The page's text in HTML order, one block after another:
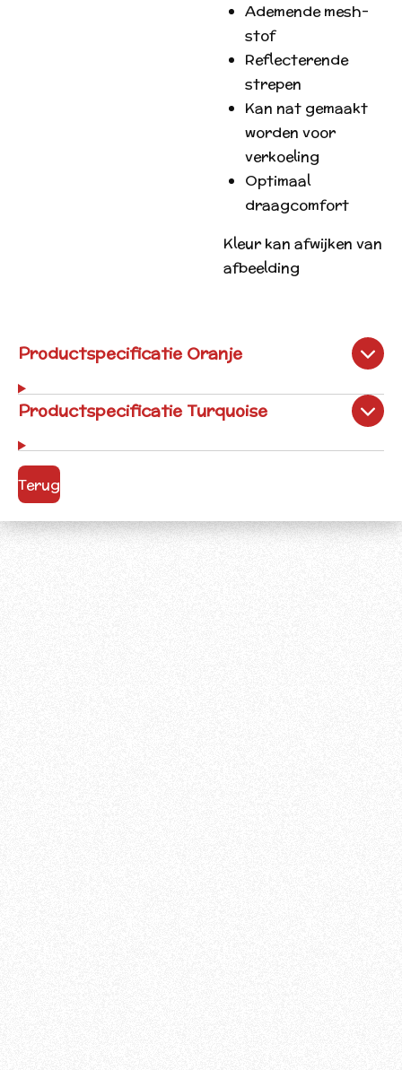
Ademende mesh-
stof
Reflecterende
strepen
Kan nat gemaakt
worden voor
verkoeling
Optimaal
draagcomfort
Kleur kan afwijken van
afbeelding
Productspecificatie Oranje
Productspecificatie Turquoise
Terug